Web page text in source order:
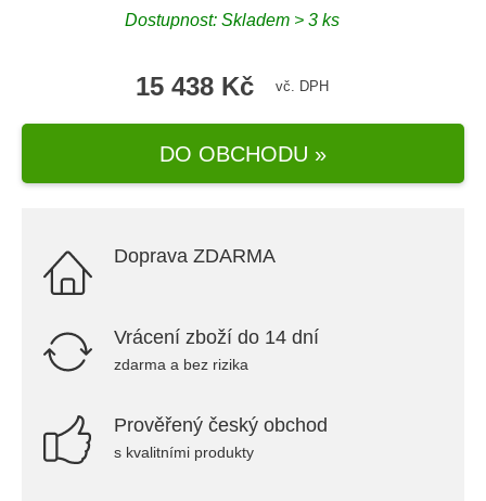
Dostupnost: Skladem > 3 ks
15 438 Kč vč. DPH
DO OBCHODU »
Doprava ZDARMA
Vrácení zboží do 14 dní
zdarma a bez rizika
Prověřený český obchod
s kvalitními produkty